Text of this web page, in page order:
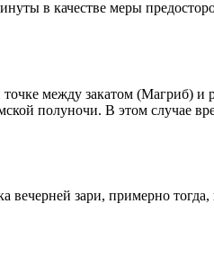
в качестве меры
между закатом (Магриб)
полуночи. В этом случае
зари, примерно